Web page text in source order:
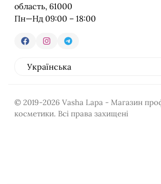
область, 61000
Пн—Нд 09:00 – 18:00
© 2019-2026 Vasha Lapa - Магазин
косметики. Всі права захищені